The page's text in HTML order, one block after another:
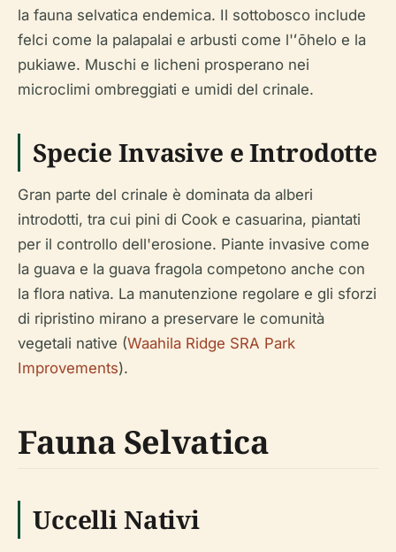
la fauna selvatica endemica. Il sottobosco include
felci come la palapalai e arbusti come l'ʻōhelo e la
pukiawe. Muschi e licheni prosperano nei
microclimi ombreggiati e umidi del crinale.
Specie Invasive e Introdotte
Gran parte del crinale è dominata da alberi
introdotti, tra cui pini di Cook e casuarina, piantati
per il controllo dell'erosione. Piante invasive come
la guava e la guava fragola competono anche con
la flora nativa. La manutenzione regolare e gli sforzi
di ripristino mirano a preservare le comunità
vegetali native (Waahila Ridge SRA Park
Improvements).
Fauna Selvatica
Uccelli Nativi